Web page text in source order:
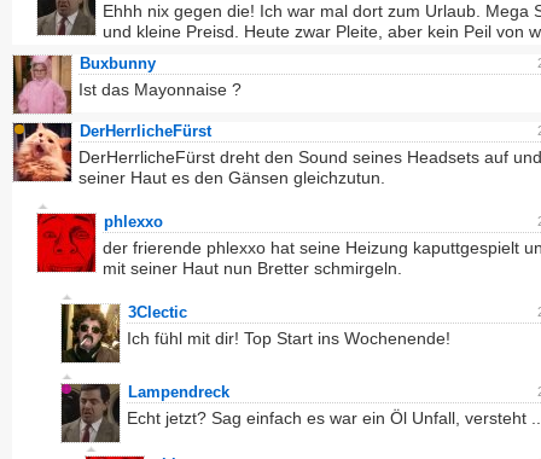
Ehhh nix gegen die! Ich war mal dort zum Urlaub. Mega
und kleine Preisd. Heute zwar Pleite, aber kein Peil von
Buxbunny
Ist das Mayonnaise ?
DerHerrlicheFürst
DerHerrlicheFürst dreht den Sound seines Headsets auf
seiner Haut es den Gänsen gleichzutun.
phlexxo
der frierende phlexxo hat seine Heizung kaputtgespielt
mit seiner Haut nun Bretter schmirgeln.
3Clectic
Ich fühl mit dir! Top Start ins Wochenende!
Lampendreck
Echt jetzt? Sag einfach es war ein Öl Unfall, versteht